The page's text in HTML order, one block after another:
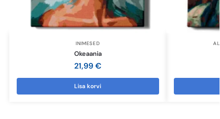
INIMESED
Okeaania
21,99€
Lisa korvi